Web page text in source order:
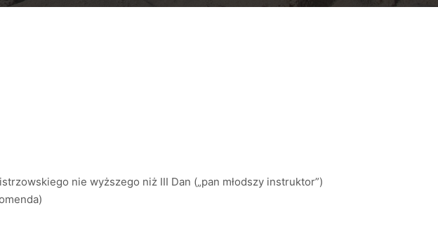
nie wyższego niż III Dan („pan młodszy instruktor”)